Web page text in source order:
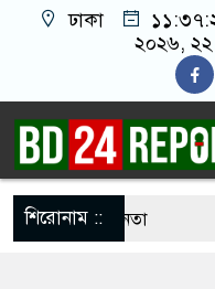
ঢাকা
২০২৬, ২২
শিরোনাম ::
৬ নেতা